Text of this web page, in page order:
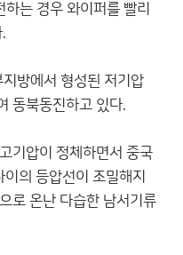
는 경우 와이퍼를 빨리
방에서 형성된 저기압
동북동진하고 있다.
기압이 정체하면서 중국
의 등압선이 조밀해지
로 온난 다습한 남서기류